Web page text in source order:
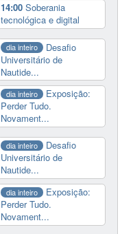
14:00Soberania
tecnológica e digital
dia inteiro
Desafio
Universitário de
Nautide...
dia inteiro
Exposição:
Perder Tudo.
Novament...
dia inteiro
Desafio
Universitário de
Nautide...
dia inteiro
Exposição:
Perder Tudo.
Novament...